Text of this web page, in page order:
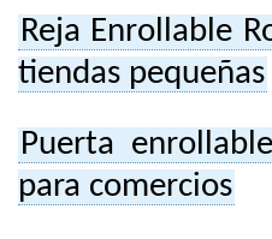
Reja Enrollable
tiendas pequeñas
Puerta
para comercios